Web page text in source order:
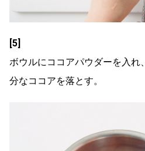
[5]
ボウルにココアパウダーを入れ、
分なココアを落とす。